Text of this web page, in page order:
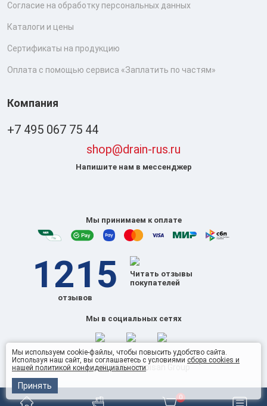
0
Согласие на обработку персональных данных
Каталоги и цены
Сертификаты на продукцию
Оплата с помощью сервиса «Заплатить по частям»
Компания
+7 495 067 75 44
shop@drain-rus.ru
Напишите нам в мессенджер
Мы принимаем к оплате
1215
отзывов
Читать отзывы
покупателей
Мы в социальных сетях
© 2026 Omnisan Group
Мы используем cookie-файлы, чтобы повысить удобство сайта.
Используя наш сайт, вы соглашаетесь с условиями сбора cookies и
нашей политикой конфиденциальности.
Принять